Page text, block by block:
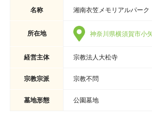
名称 湘南衣笠メモリアルパーク
所在地 神奈川県横須賀市小矢
経営主体 宗教法人大松寺
宗教宗派 宗教不問
墓地形態 公園墓地